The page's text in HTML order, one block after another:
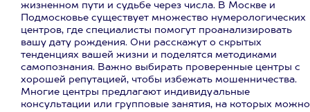
жизненном пути и судьбе через числа. В Москве и
Подмосковье существует множество нумерологических
центров, где специалисты помогут проанализировать
вашу дату рождения. Они расскажут о скрытых
тенденциях вашей жизни и поделятся методиками
самопознания. Важно выбирать проверенные центры с
хорошей репутацией, чтобы избежать мошенничества.
Многие центры предлагают индивидуальные
консультации или групповые занятия, на которых можно